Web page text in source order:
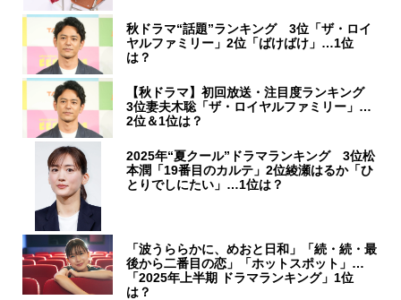
秋ドラマ“話題”ランキング 3位「ザ・ロイ
ヤルファミリー」2位「ばけばけ」…1位
は？
【秋ドラマ】初回放送・注目度ランキング
3位妻夫木聡「ザ・ロイヤルファミリー」…
2位＆1位は？
2025年“夏クール”ドラマランキング 3位松
本潤「19番目のカルテ」2位綾瀬はるか「ひ
とりでしにたい」…1位は？
「波うららかに、めおと日和」「続・続・最
後から二番目の恋」「ホットスポット」…
「2025年上半期 ドラマランキング」1位
は？